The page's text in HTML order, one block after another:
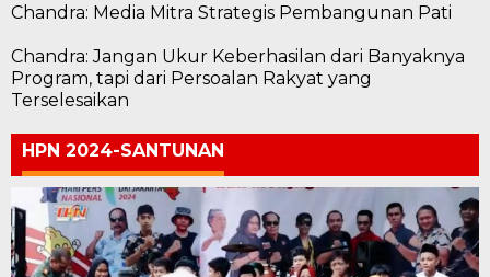
Chandra: Media Mitra Strategis Pembangunan Pati
Chandra: Jangan Ukur Keberhasilan dari Banyaknya
Program, tapi dari Persoalan Rakyat yang
Terselesaikan
HPN 2024-SANTUNAN